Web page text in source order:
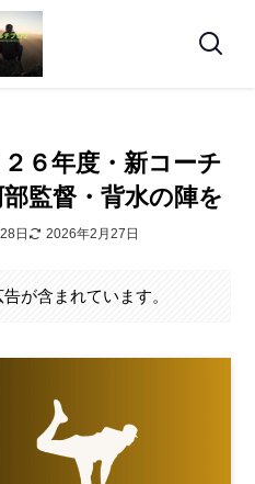
６年度・新コーチ
監督・背水の陣を
日 2026年2月27日
が含まれています。